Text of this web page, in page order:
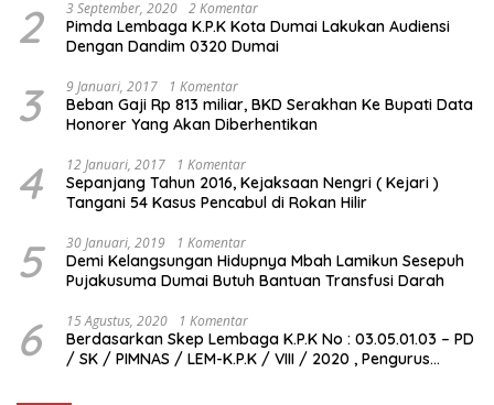
2 3 September, 2020 2 Komentar
Pimda Lembaga K.P.K Kota Dumai Lakukan Audiensi
Dengan Dandim 0320 Dumai
3 9 Januari, 2017 1 Komentar
Beban Gaji Rp 813 miliar, BKD Serakhan Ke Bupati Data
Honorer Yang Akan Diberhentikan
4 12 Januari, 2017 1 Komentar
Sepanjang Tahun 2016, Kejaksaan Nengri ( Kejari )
Tangani 54 Kasus Pencabul di Rokan Hilir
5 30 Januari, 2019 1 Komentar
Demi Kelangsungan Hidupnya Mbah Lamikun Sesepuh
Pujakusuma Dumai Butuh Bantuan Transfusi Darah
6 15 Agustus, 2020 1 Komentar
Berdasarkan Skep Lembaga K.P.K No : 03.05.01.03 – PD
/ SK / PIMNAS / LEM-K.P.K / VIII / 2020 , Pengurus